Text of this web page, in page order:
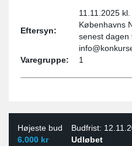
Eftersyn:
11.11.2025
Københavns
senest dagen
Varegruppe:
1
Højeste bud Budfrist:
6.000 kr
Udløbet